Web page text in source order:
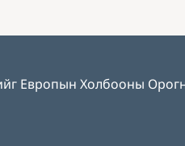
Европын Холбооны